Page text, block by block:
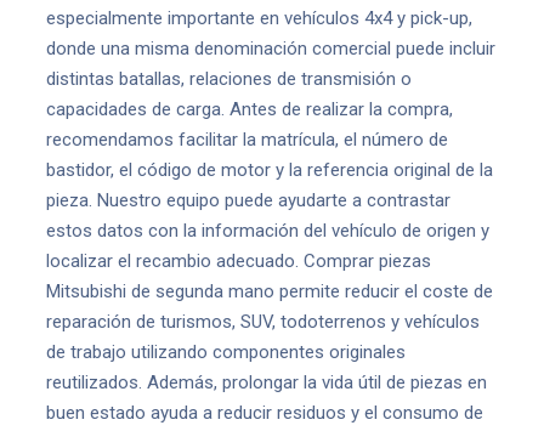
especialmente importante en vehículos 4x4 y pick-up,
donde una misma denominación comercial puede incluir
distintas batallas, relaciones de transmisión o
capacidades de carga. Antes de realizar la compra,
recomendamos facilitar la matrícula, el número de
bastidor, el código de motor y la referencia original de la
pieza. Nuestro equipo puede ayudarte a contrastar
estos datos con la información del vehículo de origen y
localizar el recambio adecuado. Comprar piezas
Mitsubishi de segunda mano permite reducir el coste de
reparación de turismos, SUV, todoterrenos y vehículos
de trabajo utilizando componentes originales
reutilizados. Además, prolongar la vida útil de piezas en
buen estado ayuda a reducir residuos y el consumo de